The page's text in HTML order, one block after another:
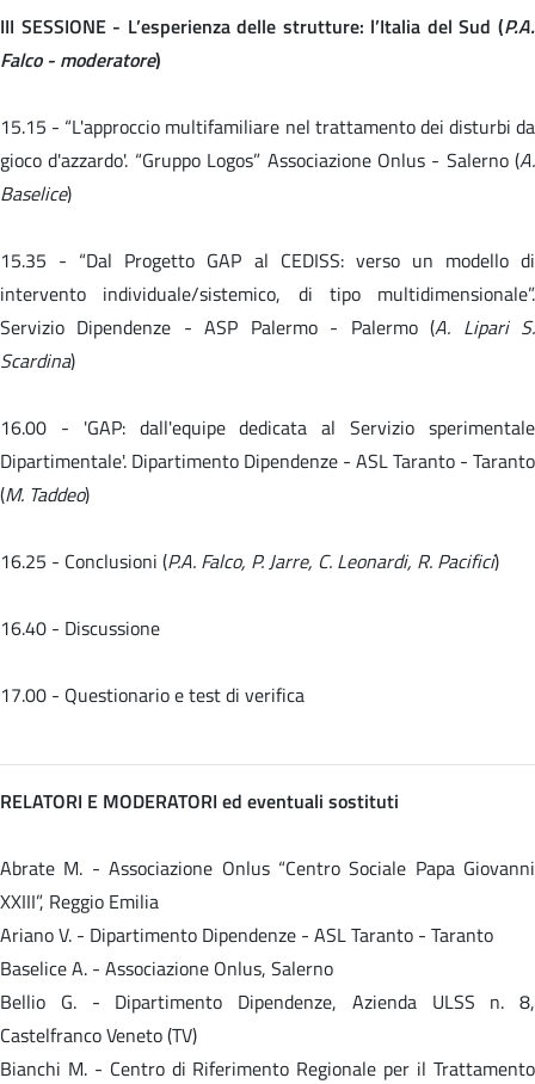
III SESSIONE - L’esperienza delle strutture: l’Italia del Sud (P.A.
Falco - moderatore)
15.15 - “L'approccio multifamiliare nel trattamento dei disturbi da
gioco d'azzardo'. “Gruppo Logos” Associazione Onlus - Salerno (A.
Baselice)
15.35 - “Dal Progetto GAP al CEDISS: verso un modello di
intervento individuale/sistemico, di tipo multidimensionale”.
Servizio Dipendenze - ASP Palermo - Palermo (A. Lipari S.
Scardina)
16.00 - 'GAP: dall'equipe dedicata al Servizio sperimentale
Dipartimentale'. Dipartimento Dipendenze - ASL Taranto - Taranto
(M. Taddeo)
16.25 - Conclusioni (P.A. Falco, P. Jarre, C. Leonardi, R. Pacifici)
16.40 - Discussione
17.00 - Questionario e test di verifica
RELATORI E MODERATORI ed eventuali sostituti
Abrate M. - Associazione Onlus “Centro Sociale Papa Giovanni
XXIII”, Reggio Emilia
Ariano V. - Dipartimento Dipendenze - ASL Taranto - Taranto
Baselice A. - Associazione Onlus, Salerno
Bellio G. - Dipartimento Dipendenze, Azienda ULSS n. 8,
Castelfranco Veneto (TV)
Bianchi M. - Centro di Riferimento Regionale per il Trattamento